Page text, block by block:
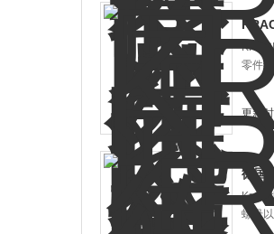
零件
更新
德国
螺母